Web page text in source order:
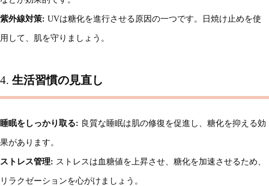
紫外線対策: UVは糖化を進行させる原因の一つです。日焼け止めを使
用して、肌を守りましょう。
4. 生活習慣の見直し
睡眠をしっかり取る: 良質な睡眠は肌の修復を促進し、糖化を抑える効
果があります。
ストレス管理: ストレスは血糖値を上昇させ、糖化を加速させるため、
リラクゼーションを心がけましょう。